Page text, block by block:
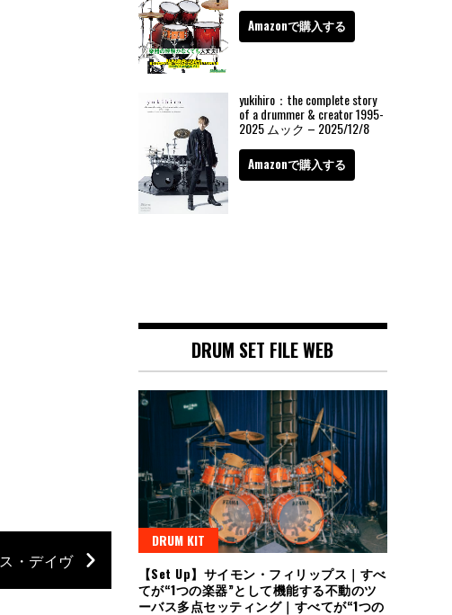
・デイヴ
Amazonで購入する
yukihiro：the complete story
of a drummer & creator 1995-
2025 ムック – 2025/12/8
Amazonで購入する
DRUM SET FILE WEB
DRUM KIT
【Set Up】サイモン・フィリップス｜すべ
てが“1つの楽器”として機能する不動のツ
ーバス多点セッティング｜すべてが“1つの